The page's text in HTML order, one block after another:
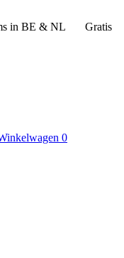
in BE & NL
Gratis
0